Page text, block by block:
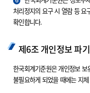
처리정지의 요구 시 열람 등 요
확인합니다.
제6조 개인정보 파기
한국회계기준원은 개인정보 보
불필요하게 되었을 때에는 지